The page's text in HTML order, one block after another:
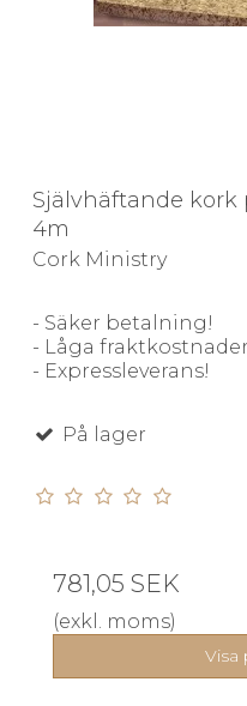
Självhäftande kork
4m
Cork Ministry
- Säker betalning!
- Låga
- Expressleverans!
På lager
781,05 SEK
(exkl. moms)
Visa